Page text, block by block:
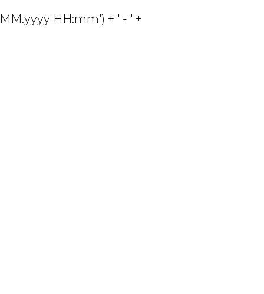
HH:mm') + ' - ' +